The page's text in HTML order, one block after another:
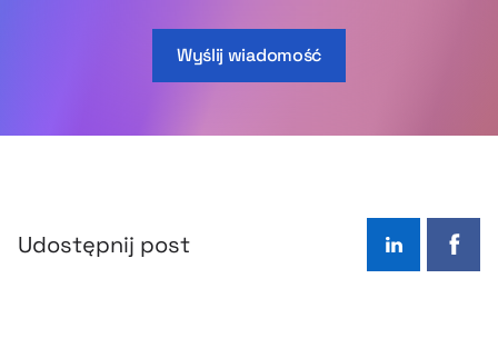
Wyślij wiadomość
Udostępnij post LinkedIn